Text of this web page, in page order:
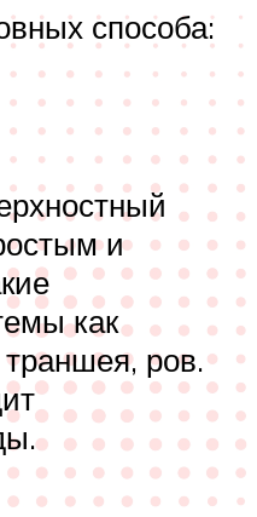
способа:
и
как
ров.